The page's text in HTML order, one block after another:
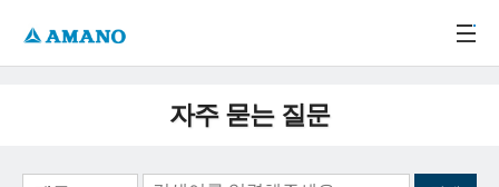
자주 묻는 질문